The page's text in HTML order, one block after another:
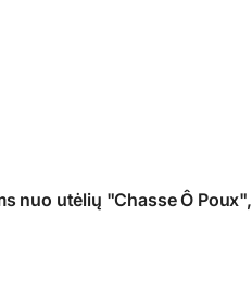
nuo utėlių "Chasse Ô Poux",